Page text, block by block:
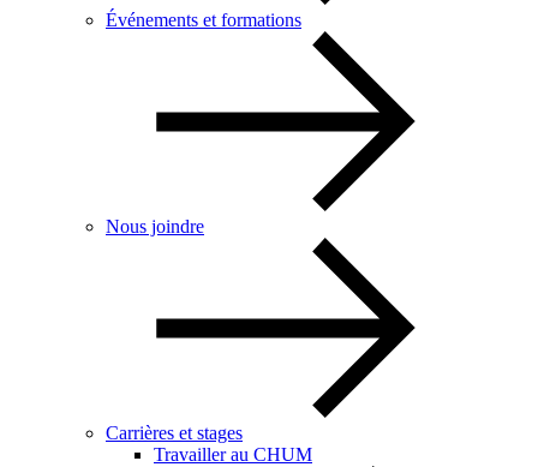
Événements et formations
Nous joindre
Carrières et stages
Travailler au CHUM